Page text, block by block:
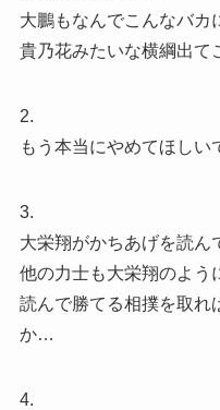
大鵬もなんでこんなバカ
貴乃花みたいな横綱出て
2.
もう本当にやめてほしい
3.
大栄翔がかちあげを読ん
他の力士も大栄翔のよう
読んで勝てる相撲を取れ
か…
4.